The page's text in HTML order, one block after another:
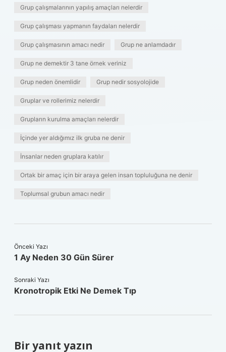
Grup çalışmalarının yapılış amaçları nelerdir
Grup çalışması yapmanın faydaları nelerdir
Grup çalışmasının amacı nedir Grup ne anlamdadır
Grup ne demektir 3 tane örnek veriniz
Grup neden önemlidir Grup nedir sosyolojide
Gruplar ve rollerimiz nelerdir
Grupların kurulma amaçları nelerdir
İçinde yer aldığımız ilk gruba ne denir
İnsanlar neden gruplara katılır
Ortak bir amaç için bir araya gelen insan topluluğuna ne denir
Toplumsal grubun amacı nedir
Önceki Yazı
1 Ay Neden 30 Gün Sürer
Sonraki Yazı
Kronotropik Etki Ne Demek Tıp
Bir yanıt yazın